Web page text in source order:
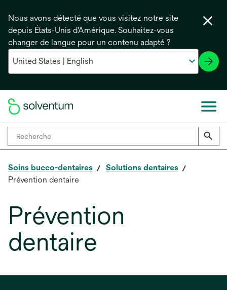
Nous avons détecté que vous visitez notre site
depuis États-Unis d'Amérique. Souhaitez-vous
changer de langue pour un contenu adapté ?
Soins bucco-dentaires
Solutions dentaires
Prévention dentaire
Prévention
dentaire